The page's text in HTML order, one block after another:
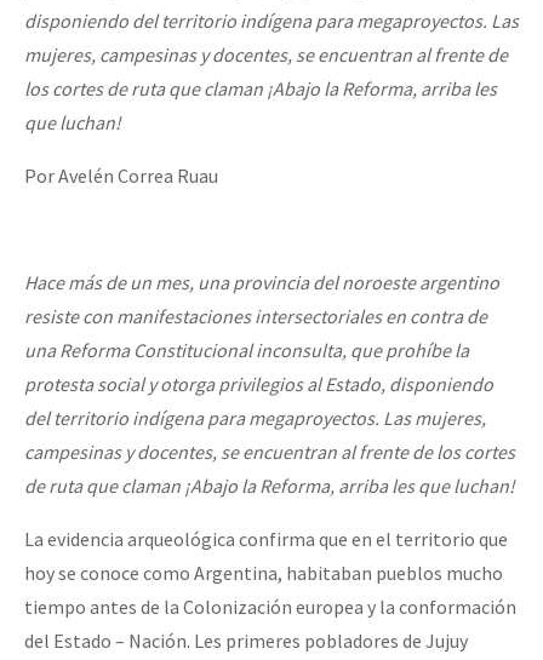
disponiendo del territorio indígena para megaproyectos. Las
mujeres, campesinas y docentes, se encuentran al frente de
los cortes de ruta que claman ¡Abajo la Reforma, arriba les
que luchan!
Por Avelén Correa Ruau
Hace más de un mes, una provincia del noroeste argentino
resiste con manifestaciones intersectoriales en contra de
una Reforma Constitucional inconsulta, que prohíbe la
protesta social y otorga privilegios al Estado, disponiendo
del territorio indígena para megaproyectos. Las mujeres,
campesinas y docentes, se encuentran al frente de los cortes
de ruta que claman ¡Abajo la Reforma, arriba les que luchan!
La evidencia arqueológica confirma que en el territorio que
hoy se conoce como Argentina, habitaban pueblos mucho
tiempo antes de la Colonización europea y la conformación
del Estado – Nación. Les primeres pobladores de Jujuy